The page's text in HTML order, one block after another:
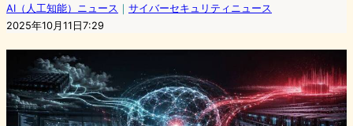
AI（人工知能）ニュース ｜ サイバーセキュリティニュース
2025年10月11日7:29